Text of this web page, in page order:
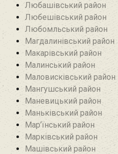
Любашівський район‎
Любешівський район
Любомльський район
Магдалинівський район
Макарівський район
Малинський район
Маловисківський район
Мангушський район
Маневицький район
Маньківський район‎
Мар’їнський район‎
Марківський район
Машівський район‎